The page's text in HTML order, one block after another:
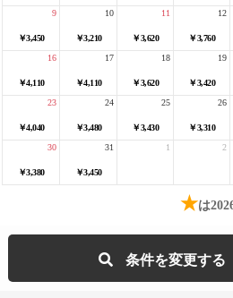
￥3,450
9
￥3,210
10
￥3,620
11
￥3,760
12
￥4,110
16
￥4,110
17
￥3,620
18
￥3,420
19
￥4,040
23
￥3,480
24
￥3,430
25
￥3,310
26
￥3,380
30
￥3,450
31 1 2
★は
条件を変更する